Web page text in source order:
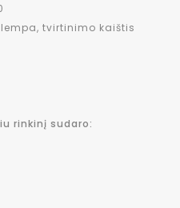
lempa, tvirtinimo kaištis
rinkinį sudaro: